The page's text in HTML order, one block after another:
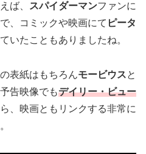
ば、 スパイダーマンファンに
、コミックや映画にて ピータ
いたこともありましたね。
表紙はもちろんモービウスと
告映像でもデイリー・ビュー
、映画ともリンクする非常に